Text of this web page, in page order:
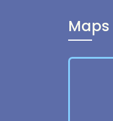
Maps